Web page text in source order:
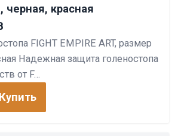
черная, красная
FIGHT EMPIRE ART, размер
Надежная защита голеностопа
от F…
Купить